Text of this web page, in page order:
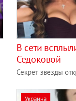
В сети
Седоковой
Секрет звезды
Украина